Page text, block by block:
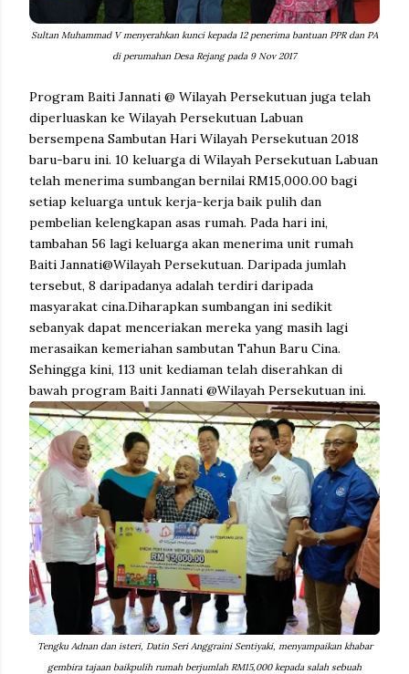
Sultan Muhammad V menyerahkan kunci kepada 12 penerima bantuan PPR dan PA
di perumahan Desa Rejang pada 9 Nov 2017
Program Baiti Jannati @ Wilayah Persekutuan juga telah
diperluaskan ke Wilayah Persekutuan Labuan
bersempena Sambutan Hari Wilayah Persekutuan 2018
baru-baru ini. 10 keluarga di Wilayah Persekutuan Labuan
telah menerima sumbangan bernilai RM15,000.00 bagi
setiap keluarga untuk kerja-kerja baik pulih dan
pembelian kelengkapan asas rumah. Pada hari ini,
tambahan 56 lagi keluarga akan menerima unit rumah
Baiti Jannati@Wilayah Persekutuan. Daripada jumlah
tersebut, 8 daripadanya adalah terdiri daripada
masyarakat cina.Diharapkan sumbangan ini sedikit
sebanyak dapat menceriakan mereka yang masih lagi
merasaikan kemeriahan sambutan Tahun Baru Cina.
Sehingga kini, 113 unit kediaman telah diserahkan di
bawah program Baiti Jannati @Wilayah Persekutuan ini.
Tengku Adnan dan isteri, Datin Seri Anggraini Sentiyaki, menyampaikan khabar
gembira tajaan baikpulih rumah berjumlah RM15,000 kepada salah sebuah